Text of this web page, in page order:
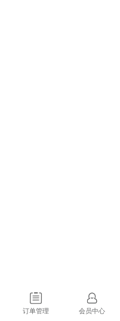
订单管理 会员中心